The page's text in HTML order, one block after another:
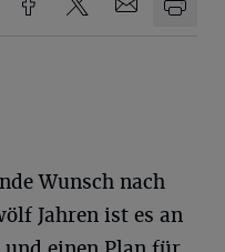
Wunsch nach
Jahren ist es an